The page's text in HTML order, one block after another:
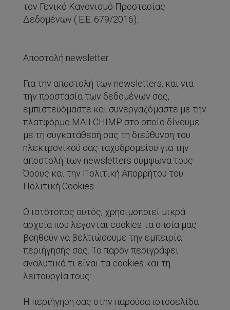
τον Γενικό Κανονισμό Προστασίας
Δεδομένων ( Ε.Ε. 679/2016).
Αποστολή newsletter
Για την αποστολή των newsletters, και για
την προστασία των δεδομένων σας,
εμπιστευόμαστε και συνεργαζόμαστε με την
πλατφόρμα MAILCHIMP στο οποίο δίνουμε
με τη συγκατάθεσή σας τη διεύθυνση του
ηλεκτρονικού σας ταχυδρομείου για την
αποστολή των newsletters σύμφωνα τους
Όρους και την Πολιτική Απορρήτου του.
Πολιτική Cookies
Ο ιστότοπος αυτός, χρησιμοποιεί μικρά
αρχεία που λέγονται cookies τα οποία μας
βοηθούν να βελτιώσουμε την εμπειρία
περιήγησής σας. Το παρόν περιγράφει
αναλυτικά τι είναι τα cookies και τη
λειτουργία τους:
Η περιήγηση σας στην παρούσα ιστοσελίδα